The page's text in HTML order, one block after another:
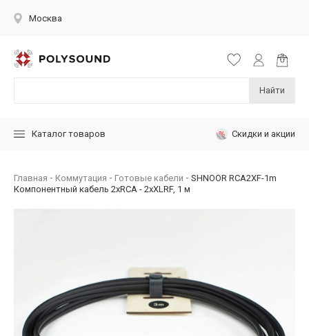
Москва
Найти
Каталог товаров Скидки и акции
Главная Коммутация Готовые кабели
SHNOOR RCA2XF-1m
Компонентный кабель 2хRCA - 2хXLRF, 1 м